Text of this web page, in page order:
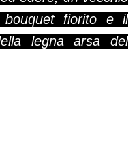
bouquet fiorito e il
legna arsa del